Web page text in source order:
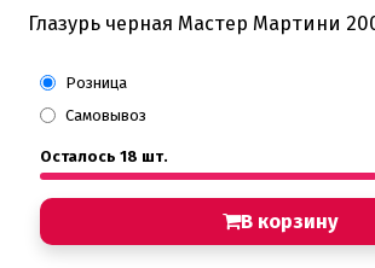
Глазурь черная Мастер Мартини
Розница
Самовывоз
Осталось 18 шт.
В корзину